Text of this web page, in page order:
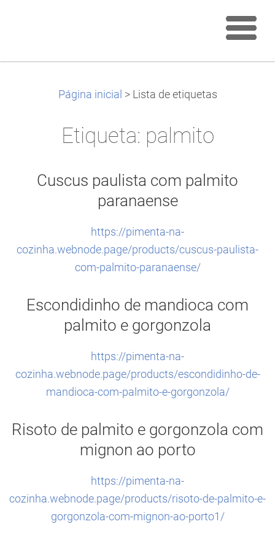
Página inicial > Lista de etiquetas
Etiqueta: palmito
Cuscus paulista com palmito
paranaense
https://pimenta-na-
cozinha.webnode.page/products/cuscus-paulista-
com-palmito-paranaense/
Escondidinho de mandioca com
palmito e gorgonzola
https://pimenta-na-
cozinha.webnode.page/products/escondidinho-de-
mandioca-com-palmito-e-gorgonzola/
Risoto de palmito e gorgonzola com
mignon ao porto
https://pimenta-na-
cozinha.webnode.page/products/risoto-de-palmito-e-
gorgonzola-com-mignon-ao-porto1/